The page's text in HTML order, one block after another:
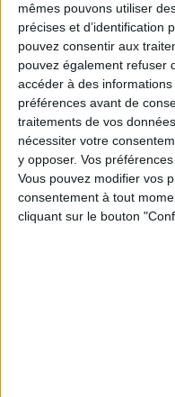
mêmes pouvons utiliser
précises et d’identification
pouvez consentir aux
pouvez également refuser
accéder à des
préférences avant de
traitements de vos
nécessiter votre
y opposer. Vos
Vous pouvez modifier vos
consentement à tout
cliquant sur le bouton
mémoire
Les